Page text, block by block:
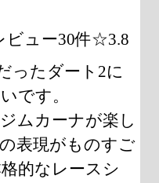
ビュー30件☆3.8
ったダート2に
です。
ムカーナが楽し
表現がものすご
的なレースシ